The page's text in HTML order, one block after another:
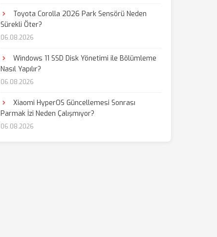
Toyota Corolla 2026 Park Sensörü Neden
Sürekli Öter?
06.08.2026
Windows 11 SSD Disk Yönetimi ile Bölümleme
Nasıl Yapılır?
06.08.2026
Xiaomi HyperOS Güncellemesi Sonrası
Parmak İzi Neden Çalışmıyor?
06.08.2026